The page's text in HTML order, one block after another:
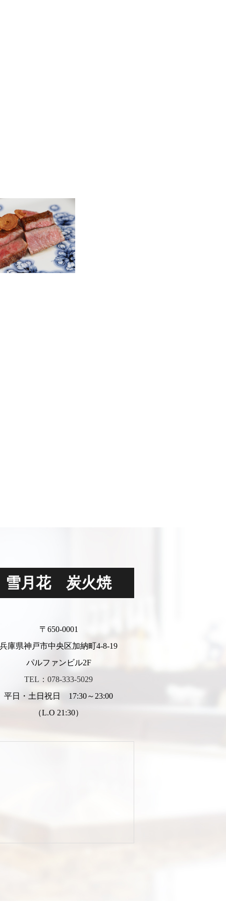
雪月花 炭火焼
〒650-0001
兵庫県神戸市中央区加納町4-8-19
パルファンビル2F
TEL：078-333-5029
平日・土日祝日 17:30～23:00
（L.O 21:30）